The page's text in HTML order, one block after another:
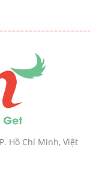
Hồ Chí Minh, Việt